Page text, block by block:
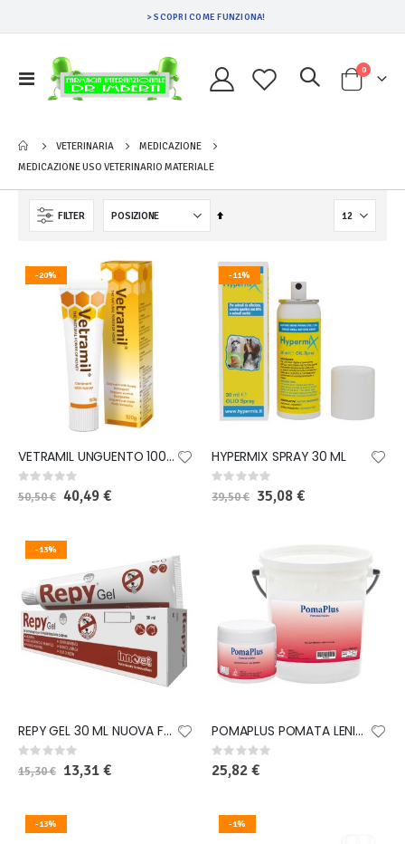
> SCOPRI COME FUNZIONA!
Toggle
Nav
Cart
0Prodotti
VETERINARIA
MEDICAZIONE
MEDICAZIONE USO VETERINARIO MATERIALE
FILTER
Imposta
decrescente
-20%
VETRAMIL UNGUENTO 100 G
Rating:
0%
50,50 € Special
Price
40,49 €
-11%
HYPERMIX SPRAY 30 ML
Rating:
0%
39,50 € Special
Price
35,08 €
-13%
REPY GEL 30 ML NUOVA FORMULA
Rating:
0%
15,30 € Special
Price
13,31 €
POMAPLUS POMATA LENITIVA 500 ML
Rating:
0%
25,82 €
-13% -1%